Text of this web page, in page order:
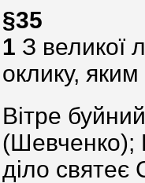
§35
1 З великої
оклику,
Вітре
(Шевченко);
діло святеє